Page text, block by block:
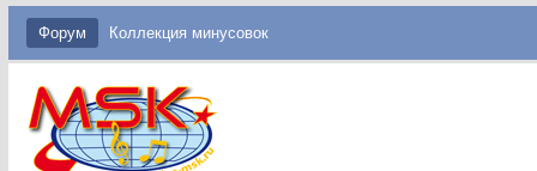
Форум Коллекция минусовок